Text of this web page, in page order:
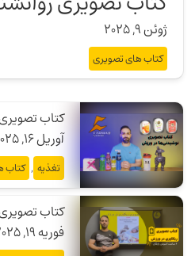
ژوئن 9, 2025
کتاب های تصویری
کتاب
آوریل 16, 2025
تغذیه , کتاب
کتاب
فوریه 19, 2025